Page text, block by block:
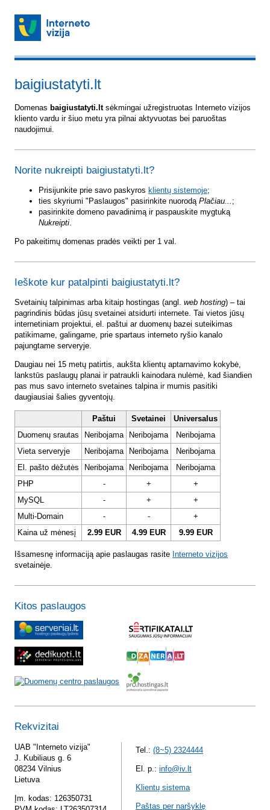
baigiustatyti.lt
Domenas baigiustatyti.ltsėkmingai užregistruotas Interneto vizijos
kliento vardu ir šiuo metu yra pilnai aktyvuotas bei paruoštas
naudojimui.
Norite nukreipti baigiustatyti.lt?
Prisijunkite prie savo paskyros klientų sistemoje;
ties skyriumi "Paslaugos" pasirinkite nuorodą Plačiau... ;
pasirinkite domeno pavadinimą ir paspauskite mygtuką
Nukreipti.
Po pakeitimų domenas pradės veikti per 1 val.
Ieškote kur patalpinti baigiustatyti.lt?
Svetainių talpinimas arba kitaip hostingas (angl. web hosting) – tai
pagrindinis būdas jūsų svetainei atsidurti internete. Tai vietos jūsų
internetiniam projektui, el. paštui ar duomenų bazei suteikimas
patikimame, galingame, prie spartaus interneto ryšio kanalo
pajungtame serveryje.
Daugiau nei 15 metų patirtis, aukšta klientų aptarnavimo kokybė,
lankstūs paslaugų planai ir patraukli kainodara nulėmė, kad šiandien
pas mus savo interneto svetaines talpina ir mumis pasitiki
daugiausiai šalies gyventojų.
Paštui Svetainei
Universalus
Duomenų srautas
Neribojama Neribojama
Neribojama
Vieta serveryje
Neribojama Neribojama
Neribojama
El. pašto dėžutės
Neribojama Neribojama
Neribojama
PHP
- +
+
MySQL
- +
+
Multi-Domain
- -
+
Kaina už mėnesį
2.99 EUR 4.99 EUR 9.99 EUR
Išsamesnę informaciją apie paslaugas rasite Interneto vizijos
svetainėje.
Kitos paslaugos
Rekvizitai
UAB "Interneto vizija"
J. Kubiliaus g. 6
08234 Vilnius
Lietuva
Įm. kodas: 126350731
Tel.: (8~5) 2324444
El. p.: info@iv.lt
Klientų sistema
Paštas per naršyklę